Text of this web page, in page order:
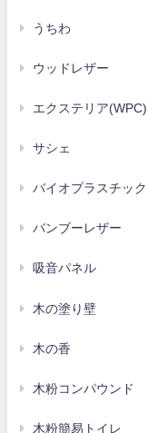
うちわ
ウッドレザー
エクステリア(WPC)
サシェ
バイオプラスチック
バンブーレザー
吸音パネル
木の塗り壁
木の香
木粉コンパウンド
木粉簡易トイレ